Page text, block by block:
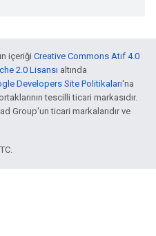
içeriği Creative Commons Atıf 4.0
2.0 Lisansı altında
Developers Site Politikaları'na
tescilli ticari markasıdır.
Group'un ticari markalarıdır ve